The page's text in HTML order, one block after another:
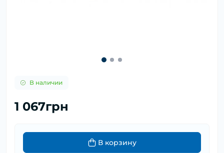
В наличии
1 067грн
В корзину